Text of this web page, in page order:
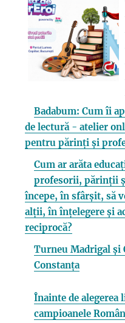
Badabum: Cum îi
de lectură - atelier
pentru părinți și
Cum ar arăta
profesorii, părinții
începe, în sfârșit, să
alții, în înțelegere și
reciprocă?
Turneu Madrigal și
Constanța
Înainte de alegerea
campioanele